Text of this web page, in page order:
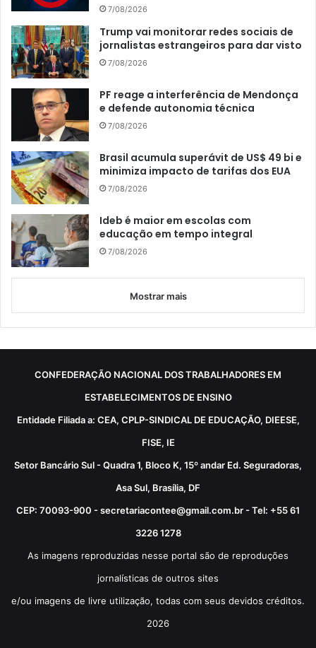
7/08/2026
Trump vai monitorar redes sociais de
jornalistas estrangeiros para dar visto
7/08/2026
PF reage a interferência de Mendonça
e defende autonomia técnica
7/08/2026
Brasil acumula superávit de US$ 49 bi e
minimiza impacto de tarifas dos EUA
7/08/2026
Ideb é maior em escolas com
educação em tempo integral
7/08/2026
Mostrar mais
CONFEDERAÇÃO NACIONAL DOS TRABALHADORES EM
ESTABELECIMENTOS DE ENSINO
Entidade Filiada a: CEA, CPLP-SINDICAL DE EDUCAÇÃO, DIEESE,
FISE, IE
Setor Bancário Sul - Quadra 1, Bloco K, 15º andar Ed. Seguradoras,
Asa Sul, Brasília, DF
CEP: 70093-900 - secretariacontee@gmail.com.br - Tel: +55 61
3226 1278
As imagens reproduzidas nesse portal são de reproduções
jornalísticas de outros sites
e/ou imagens de livre utilização, todas com seus devidos créditos.
2026